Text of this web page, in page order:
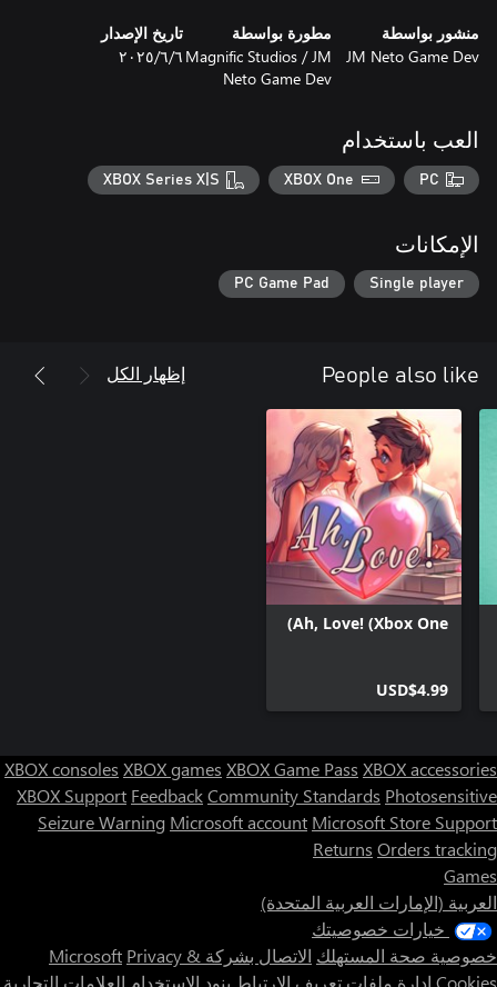
- Immersive Music
منشور بواسطة
JM Neto Game Dev
مطورة بواسطة
Magnific Studios / JM
Neto Game Dev
تاريخ الإصدار
٦‏/٦‏/٢٠٢٥
العب باستخدام
PC
XBOX One
XBOX Series X|S
الإمكانات
Single player
PC Game Pad
People also like إظهار الكل
Ah, Love! (Xbox One)
USD$4.99
XBOX consoles XBOX games XBOX Game Pass XBOX accessories
XBOX Support FeedbackCommunity Standards Photosensitive
Seizure Warning Microsoft account Microsoft Store Support
Returns Orders tracking
Games
العربية (الإمارات العربية المتحدة)
خيارات خصوصيتك
خصوصية صحة المستهلك الاتصال بشركة Microsoft Privacy &
Cookies إدارة ملفات تعريف الارتباط بنود الاستخدام العلامات التجارية